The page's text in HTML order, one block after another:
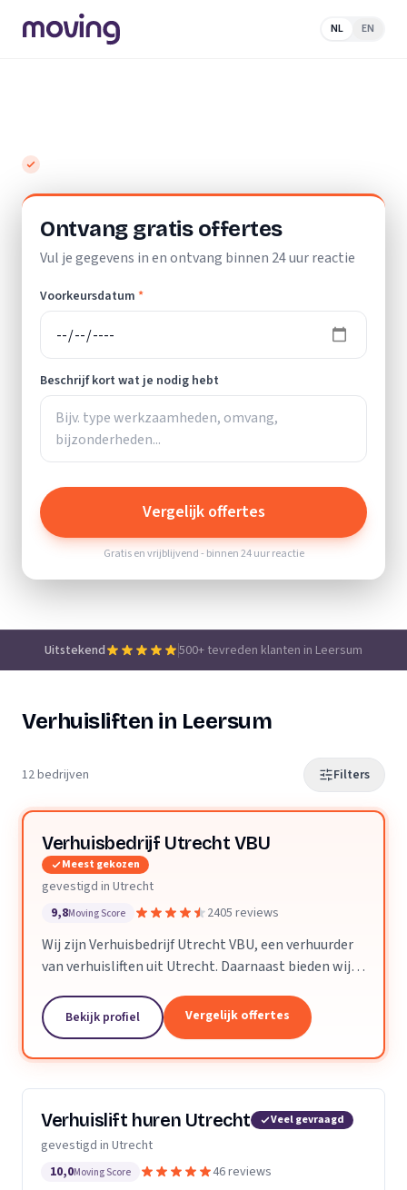
NL EN
Ontvang gratis offertes
Vul je gegevens in en ontvang binnen 24 uur reactie
Voorkeursdatum *
Beschrijf kort wat je nodig hebt
Vergelijk offertes
Gratis en vrijblijvend - binnen 24 uur reactie
Uitstekend 500+ tevreden klanten in Leersum
Verhuisliften in Leersum
12 bedrijven Filters
Verhuisbedrijf Utrecht VBU
Meest gekozen
gevestigd in Utrecht
9,8Moving Score 2405 reviews
Wij zijn Verhuisbedrijf Utrecht VBU, een verhuurder
van verhuisliften uit Utrecht. Daarnaast bieden wij
Bekijk profiel Vergelijk offertes
Verhuislift huren Utrecht Veel gevraagd
gevestigd in Utrecht
10,0Moving Score 46 reviews